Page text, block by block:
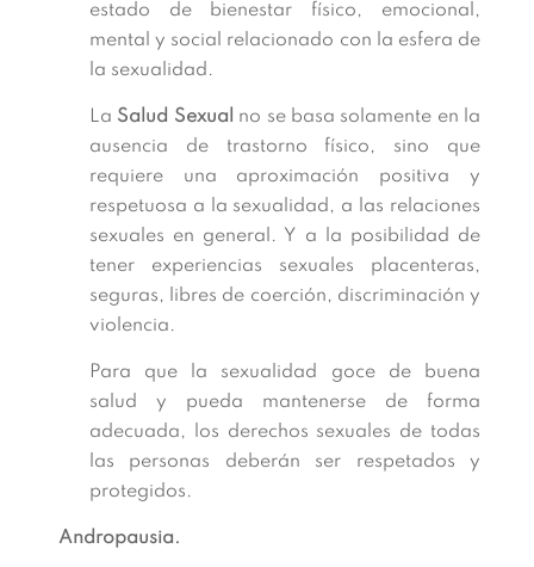
estado de bienestar físico, emocional,
mental y social relacionado con la esfera de
la sexualidad.
La Salud Sexual
no se basa solamente en la
ausencia de trastorno físico, sino que
requiere una aproximación positiva y
respetuosa a la sexualidad, a las relaciones
sexuales en general. Y a la posibilidad de
tener experiencias sexuales placenteras,
seguras, libres de coerción, discriminación y
violencia.
Para que la sexualidad goce de buena
salud y pueda mantenerse de forma
adecuada, los derechos sexuales de todas
las personas deberán ser respetados y
protegidos.
Andropausia.